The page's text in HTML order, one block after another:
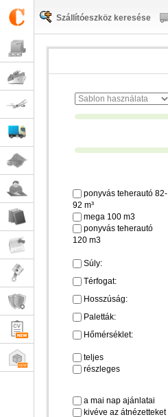
Szállítóeszköz keresése
ponyvás teherautó 82-
92 m³
mega 100 m3
ponyvás teherautó
120 m3
Súly:
Térfogat:
Hosszúság:
Paletták:
Hőmérséklet:
teljes
részleges
a mai nap ajánlatai
kivéve az átnézetteket